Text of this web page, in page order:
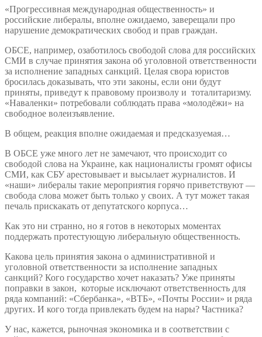
«Прогрессивная международная общественность» и
российские либералы, вполне ожидаемо, заверещали про
нарушение демократических свобод и прав граждан.
ОБСЕ, например, озаботилось свободой слова для российских
СМИ в случае принятия закона об уголовной ответственности
за исполнение западных санкций. Целая свора юристов
бросилась доказывать, что эти законы, если они будут
приняты, приведут к правовому произволу и тоталитаризму.
«Наваленки» потребовали соблюдать права «молодёжи» на
свободное волеизъявление.
В общем, реакция вполне ожидаемая и предсказуемая…
В ОБСЕ уже много лет не замечают, что происходит со
свободой слова на Украине, как националисты громят офисы
СМИ, как СБУ арестовывает и высылает журналистов. И
«наши» либералы такие мероприятия горячо приветствуют —
свобода слова может быть только у своих. А тут может такая
печаль прискакать от депутатского корпуса…
Как это ни странно, но я готов в некоторых моментах
поддержать протестующую либеральную общественность.
Какова цель принятия закона о административной и
уголовной ответственности за исполнение западных
санкций? Кого государство хочет наказать? Уже приняты
поправки в закон, которые исключают ответственность для
ряда компаний: «Сбербанка», «ВТБ», «Почты России» и ряда
других. И кого тогда привлекать будем на нары? Частника?
У нас, кажется, рыночная экономика и в соответствии с